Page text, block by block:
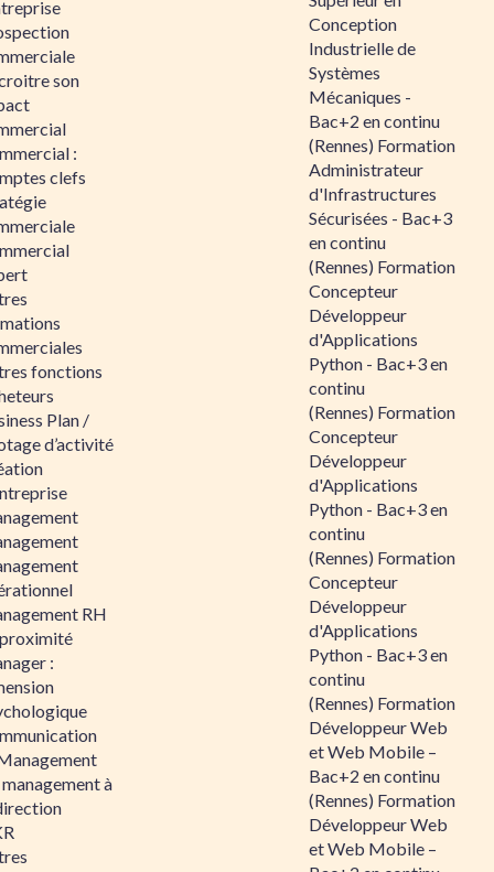
son
:
clefs
fonctions
Plan /
d’activité
RH
:
à
Conception
Industrielle de
Systèmes
Mécaniques -
Bac+2 en continu
(Rennes) Formation
Administrateur
d'Infrastructures
Sécurisées - Bac+3
en continu
(Rennes) Formation
Concepteur
Développeur
d'Applications
Python - Bac+3 en
continu
(Rennes) Formation
Concepteur
Développeur
d'Applications
Python - Bac+3 en
continu
(Rennes) Formation
Concepteur
Développeur
d'Applications
Python - Bac+3 en
continu
(Rennes) Formation
Développeur Web
et Web Mobile –
Bac+2 en continu
(Rennes) Formation
Développeur Web
et Web Mobile –